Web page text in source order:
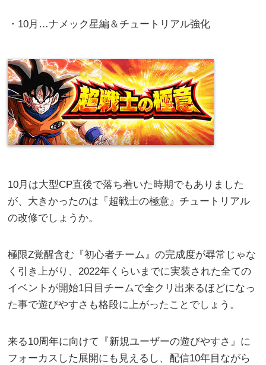
・10月…ナメック星編＆チュートリアル強化
10月は大型CP直後で落ち着いた時期でもありました
が、大きかったのは『超戦士の極意』チュートリアル
の改修でしょうか。
極限Z覚醒含む『初心者チーム』の完成度が尋常じゃな
く引き上がり、2022年くらいまでに実装された全ての
イベントが開始1日目チームで全クリ出来るほどになっ
た事で遊びやすさも格段に上がったことでしょう。
来る10周年に向けて『新規ユーザーの遊びやすさ』に
フォーカスした展開にも見えるし、配信10年目ながら